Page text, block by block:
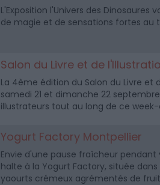
L'Exposition l'Univers des
de magie et de sensations fortes au
Salon du Livre et de
La 4ème édition du Salon du Livre et
samedi 21 et dimanche 22
illustrateurs tout au long de ce
Yogurt Factory Montpellier
Envie d'une pause fraîcheur
halte à la Yogurt Factory, située
yaourts crémeux agrémentés de